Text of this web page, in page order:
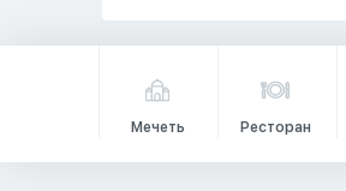
Мечеть Ресторан